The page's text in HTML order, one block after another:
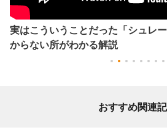
実はこういうことだった「シュレ
からない所がわかる解説
おすすめ関連